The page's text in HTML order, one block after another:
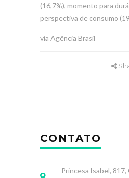
(16,7%), momento para
perspectiva de consumo
via Agência Brasil
CONTATO
Princesa Isabel,